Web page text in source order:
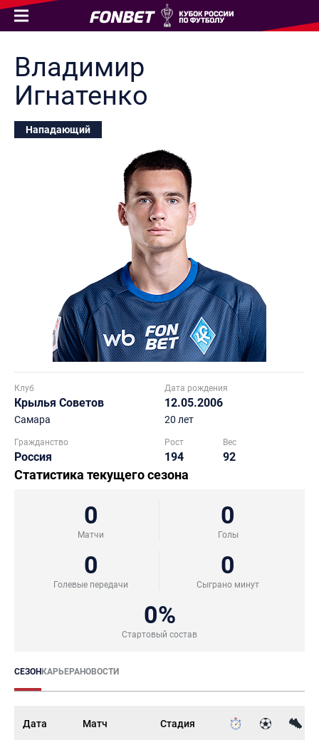
Владимир
Игнатенко
Нападающий
Клуб
Крылья Советов
Самара
Дата рождения
12.05.2006
20 лет
Гражданство
Россия
Рост
194
Вес
92
Статистика текущего сезона
0
Матчи
0
Голы
0
Голевые передачи
0
Сыграно минут
0%
Стартовый состав
СЕЗОНКАРЬЕРАНОВОСТИ
Дата Матч Стадия